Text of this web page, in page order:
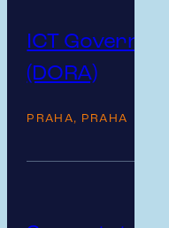
ICT
(DORA)
PRAHA, PRAHA